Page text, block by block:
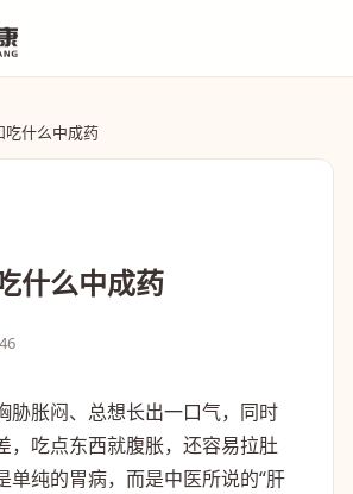
吃什么中成药
什么中成药
胁胀闷、总想长出一口气，同时
，吃点东西就腹胀，还容易拉肚
单纯的胃病，而是中医所说的“肝